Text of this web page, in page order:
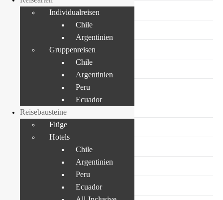
Valparaiso
Weinregion
Maipo Tal
Casablanca Tal
Talca
Seen & Vulkanregion
NP Conguillio
Pucón, Villarrica
Individualreisen
Chile
Argentinien
Gruppenreisen
Chile
Argentinien
Peru
Ecuador
Reisebausteine
Flüge
Hotels
Chile
Argentinien
Peru
Ecuador